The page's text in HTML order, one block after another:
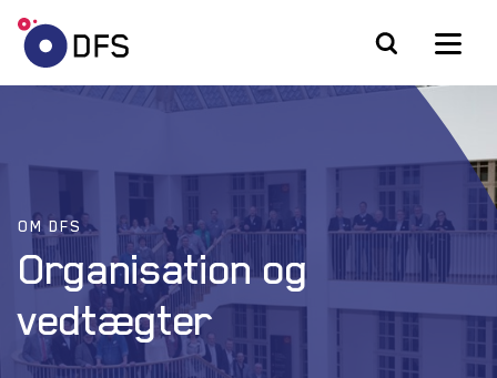
OM DFS
Organisation og
vedtægter